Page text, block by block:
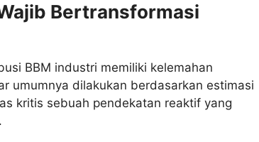
Bertransformasi
BBM industri memiliki kelemahan
umumnya dilakukan berdasarkan estimasi
kritis sebuah pendekatan reaktif yang